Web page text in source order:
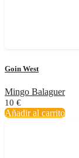
Goin West
Mingo Balaguer
10 €
Añadir al carrito